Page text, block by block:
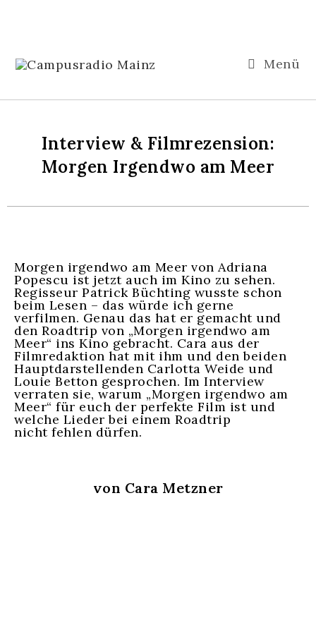
Menü
Interview & Filmrezension:
Morgen Irgendwo am Meer
Morgen irgendwo am Meer von Adriana
Popescu ist jetzt auch im Kino zu sehen.
Regisseur Patrick Büchting wusste schon
beim Lesen – das würde ich gerne
verfilmen. Genau das hat er gemacht und
den Roadtrip von „Morgen irgendwo am
Meer“ ins Kino gebracht. Cara aus der
Filmredaktion hat mit ihm und den beiden
Hauptdarstellenden Carlotta Weide und
Louie Betton gesprochen. Im Interview
verraten sie, warum „Morgen irgendwo am
Meer“ für euch der perfekte Film ist und
welche Lieder bei einem Roadtrip
nicht fehlen dürfen.
von Cara Metzner